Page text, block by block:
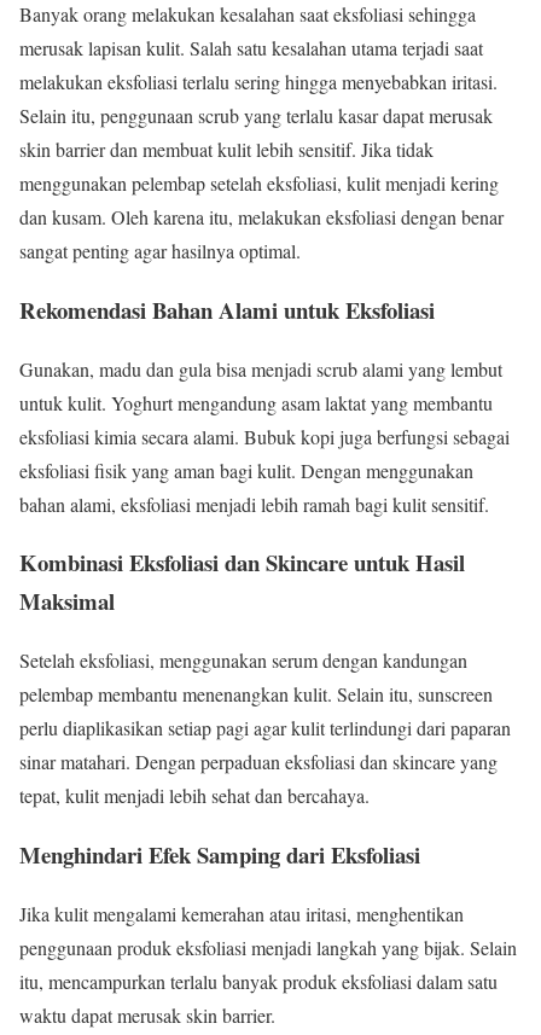
Banyak orang melakukan kesalahan saat eksfoliasi sehingga
merusak lapisan kulit. Salah satu kesalahan utama terjadi saat
melakukan eksfoliasi terlalu sering hingga menyebabkan iritasi.
Selain itu, penggunaan scrub yang terlalu kasar dapat merusak
skin barrier dan membuat kulit lebih sensitif. Jika tidak
menggunakan pelembap setelah eksfoliasi, kulit menjadi kering
dan kusam. Oleh karena itu, melakukan eksfoliasi dengan benar
sangat penting agar hasilnya optimal.
Rekomendasi Bahan Alami untuk Eksfoliasi
Gunakan, madu dan gula bisa menjadi scrub alami yang lembut
untuk kulit. Yoghurt mengandung asam laktat yang membantu
eksfoliasi kimia secara alami. Bubuk kopi juga berfungsi sebagai
eksfoliasi fisik yang aman bagi kulit. Dengan menggunakan
bahan alami, eksfoliasi menjadi lebih ramah bagi kulit sensitif.
Kombinasi Eksfoliasi dan Skincare untuk Hasil
Maksimal
Setelah eksfoliasi, menggunakan serum dengan kandungan
pelembap membantu menenangkan kulit. Selain itu, sunscreen
perlu diaplikasikan setiap pagi agar kulit terlindungi dari paparan
sinar matahari. Dengan perpaduan eksfoliasi dan skincare yang
tepat, kulit menjadi lebih sehat dan bercahaya.
Menghindari Efek Samping dari Eksfoliasi
Jika kulit mengalami kemerahan atau iritasi, menghentikan
penggunaan produk eksfoliasi menjadi langkah yang bijak. Selain
itu, mencampurkan terlalu banyak produk eksfoliasi dalam satu
waktu dapat merusak skin barrier.